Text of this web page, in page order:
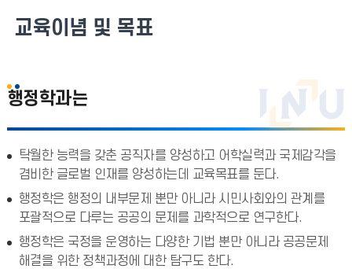
교육이념 및 목표
행정학과는
탁월한 능력을 갖춘 공직자를 양성하고 어학실력과 국제감각을
겸비한 글로벌 인재를 양성하는데 교육목표를 둔다.
행정학은 행정의 내부문제 뿐만 아니라 시민사회와의 관계를
포괄적으로 다루는 공공의 문제를 과학적으로 연구한다.
행정학은 국정을 운영하는 다양한 기법 뿐만 아니라 공공문제
해결을 위한 정책과정에 대한 탐구도 한다.